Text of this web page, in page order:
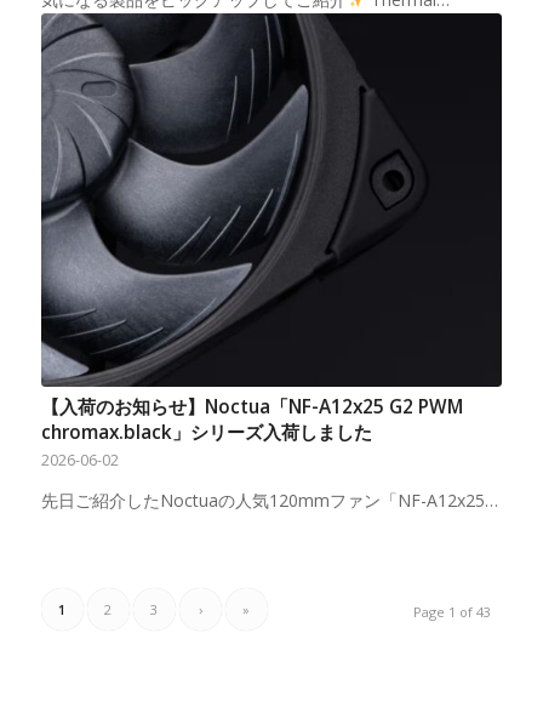
【入荷のお知らせ】Noctua「NF-A12x25 G2 PWM
chromax.black」シリーズ入荷しました
2026-06-02
先日ご紹介したNoctuaの人気120mmファン「NF-A12x25…
Page 1 of 43
1 2 3 › »